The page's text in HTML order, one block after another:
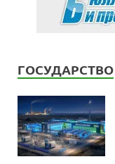
ГОСУДАРСТВО